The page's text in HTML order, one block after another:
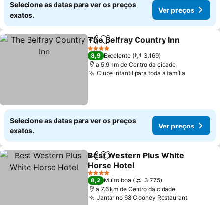
Selecione as datas para ver os preços
exatos.
Ver preços
PartilharAdicionar aos favoritos
The Belfray Country Inn
4 Estrelas
8,9 Excelente
3.169
a 5.9 km de Centro da cidade
Clube infantil para toda a família
Selecione as datas para ver os preços
exatos.
Ver preços
PartilharAdicionar aos favoritos
Best Western Plus White
Horse Hotel
4 Estrelas
8,2 Muito boa
3.775
a 7.6 km de Centro da cidade
Jantar no 68 Clooney Restaurant